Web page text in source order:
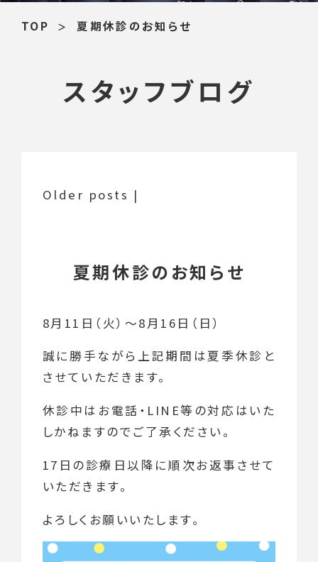
TOP 夏期休診のお知らせ
スタッフブログ
Older posts |
夏期休診のお知らせ
8月11日（火）～8月16日（日）
誠に勝手ながら上記期間は夏季休診と
させていただきます。
休診中はお電話・LINE等の対応はいた
しかねますのでご了承ください。
17日の診療日以降に順次お返事させて
いただきます。
よろしくお願いいたします。